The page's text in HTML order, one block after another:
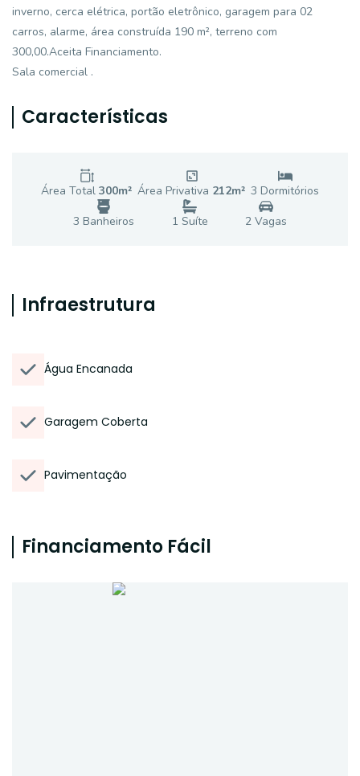
inverno, cerca elétrica, portão eletrônico, garagem para 02
carros, alarme, área construída 190 m², terreno com
300,00.Aceita Financiamento.
Sala comercial .
Características
Área Total 300m² Área Privativa 212m² 3 Dormitórios
3 Banheiros 1 Suíte 2Vagas
Infraestrutura
Água Encanada
Garagem Coberta
Pavimentação
Financiamento Fácil